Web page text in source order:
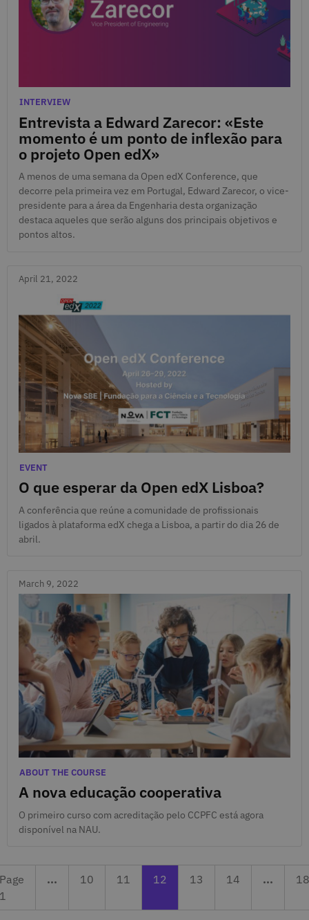
Entrevista a Edward Zarecor: «Este
momento é um ponto de inflexão para
o projeto Open edX»
April 21, 2022
Categories
INTERVIEW
A menos de uma semana da Open edX Conference, que
decorre pela primeira vez em Portugal, Edward Zarecor, o vice-
presidente para a área da Engenharia desta organização
destaca aqueles que serão alguns dos principais objetivos e
pontos altos.
April 21, 2022
O que esperar da Open edX Lisboa?
April 21, 2022
Categories
EVENT
A conferência que reúne a comunidade de profissionais
ligados à plataforma edX chega a Lisboa, a partir do dia 26 de
abril.
March 9, 2022
A nova educação cooperativa
March 9, 2022
Categories
ABOUT THE COURSE
O primeiro curso com acreditação pelo CCPFC está agora
disponível na NAU.
Page
1
... Page 10
10 Previous page 11
11 Currently reading page 12
12 Next page 13
13 Page 14
14 ... 18